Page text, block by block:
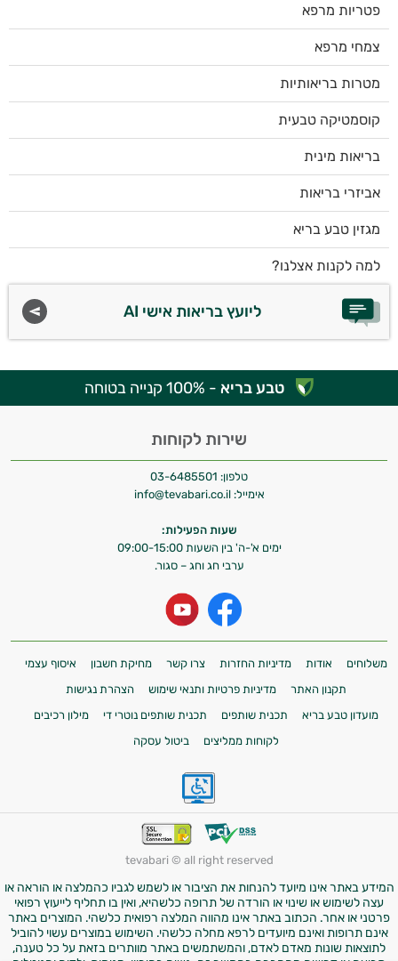
פטריות מרפא
צמחי מרפא
מטרות בריאותיות
קוסמטיקה טבעית
בריאות מינית
אביזרי בריאות
מגזין טבע בריא
למה לקנות אצלנו?
ליועץ בריאות אישי AI
טבע בריא - 100% קנייה בטוחה
שירות לקוחות
טלפון: 03-6485501
אימייל: info@tevabari.co.il
שעות הפעילות:
ימים א'-ה' בין השעות 09:00-15:00
ערבי חג וחג – סגור.
משלוחים אודות מדיניות החזרות צרו קשר מחיקת חשבון
איסוף עצמי
תקנון האתר
מדיניות פרטיות ותנאי שימוש
הצהרת נגישות
מועדון טבע בריא
תכנית שותפים תכנית שותפים נוטרי די
מילון רכיבים
לקוחות ממליצים
ביטול עסקה
tevabari © all right reserved
המידע באתר אינו מיועד להנחות את הציבור או לשמש לגביו כהמלצה או הוראה או
עצה לשימוש או שינוי או הורדה של תרופה כלשהיא, ואין בו תחליף לייעוץ רפואי
פרטני או אחר. הכתוב באתר אינו מהווה המלצה רפואית כלשהי. המוצרים באתר
אינם תרופות ואינם מיועדים לרפא מחלה כלשהי. השימוש במוצרים עשוי להוביל
לתוצאות שונות מאדם לאדם, והמשתמשים באתר מוותרים בזאת על כל טענה,